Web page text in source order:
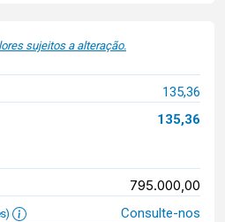
sujeitos a alteração.
135,36
135,36
795.000,00
Consulte-nos